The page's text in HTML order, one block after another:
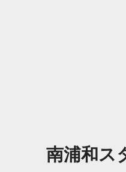
南浦和ス